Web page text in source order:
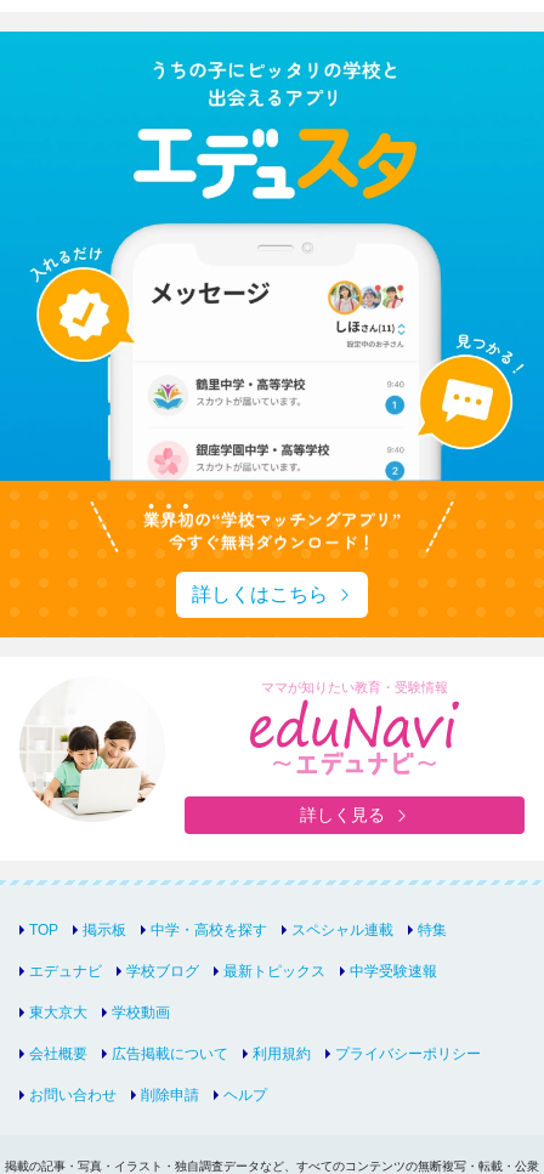
詳しくはこちら
ママが知りたい教育・受験情報
詳しく見る
TOP 掲示板 中学・高校を探す スペシャル連載 特集
エデュナビ 学校ブログ 最新トピックス 中学受験速報
東大京大 学校動画
会社概要 広告掲載について 利用規約 プライバシーポリシー
お問い合わせ 削除申請 ヘルプ
掲載の記事・写真・イラスト・独自調査データなど、すべてのコンテンツの無断複写・転載・公衆